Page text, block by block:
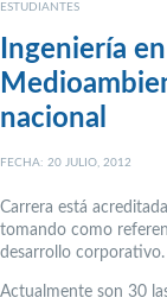
ESTUDIANTES
Ingeniería
nacional
FECHA: 20 JULIO, 2012
Carrera está
tomando como
desarrollo corporativo.
Actualmente son 30